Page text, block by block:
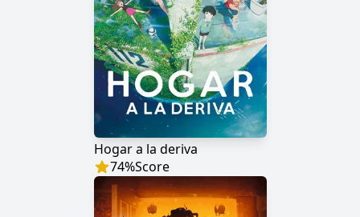
Hogar a la deriva
74%Score